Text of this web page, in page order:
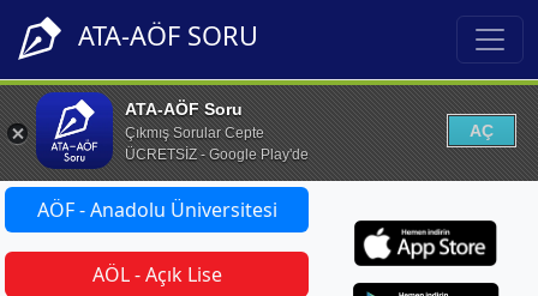
ATA-AÖF SORU
ATA-AÖF Soru
Çıkmış Sorular Cepte
ÜCRETSİZ - Google Play'de
AÇ
AÖF - Anadolu Üniversitesi
AÖL - Açık Lise